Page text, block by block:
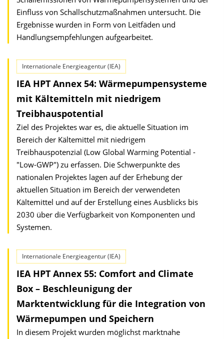
Einfluss von Schallschutzmaßnahmen untersucht. Die
Ergebnisse wurden in Form von Leitfäden und
Handlungsempfehlungen aufgearbeitet.
Internationale Energieagentur (IEA)
IEA HPT Annex 54: Wärmepumpensysteme
mit Kältemitteln mit niedrigem
Treibhauspotential
Ziel des Projektes war es, die aktuelle Situation im
Bereich der Kältemittel mit niedrigem
Treibhauspotenzial (Low Global Warming Potential -
"Low-GWP") zu erfassen. Die Schwerpunkte des
nationalen Projektes lagen auf der Erhebung der
aktuellen Situation im Bereich der verwendeten
Kältemittel und auf der Erstellung eines Ausblicks bis
2030 über die Verfügbarkeit von Komponenten und
Systemen.
Internationale Energieagentur (IEA)
IEA HPT Annex 55: Comfort and Climate
Box – Beschleunigung der
Marktentwicklung für die Integration von
Wärmepumpen und Speichern
In diesem Projekt wurden möglichst marktnahe